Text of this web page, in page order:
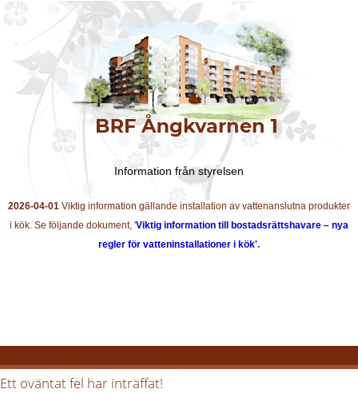
Information från styrelsen
2026-04-01 Viktig information gällande installation av vattenanslutna produkter
i kök. Se följande dokument, 'Viktig information till bostadsrättshavare – nya
regler för vatteninstallationer i kök'.
Ett oväntat fel har inträffat!